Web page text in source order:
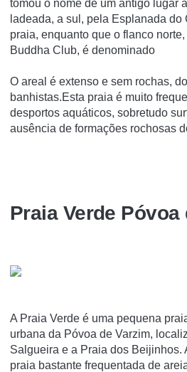
tomou o nome de um antigo lugar
ladeada, a sul, pela Esplanada
praia, enquanto que o flanco
Buddha Club, é denominado
O areal é extenso e sem rochas,
banhistas.Esta praia é muito
desportos aquáticos, sobretudo
ausência de formações rochosas
Praia Verde Póvoa
A Praia Verde é uma pequena
urbana da Póvoa de Varzim,
Salgueira e a Praia dos Beijinhos.
praia bastante frequentada de